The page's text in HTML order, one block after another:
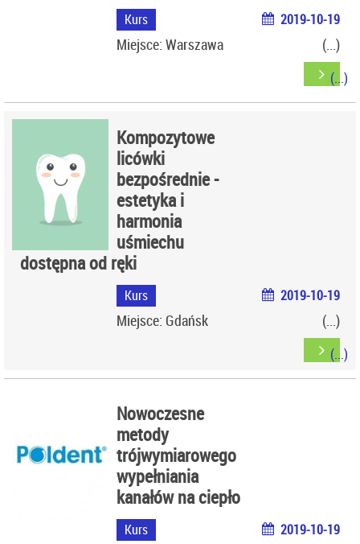
Kurs 2019-10-19
Miejsce: Warszawa
Kompozytowe
licówki
bezpośrednie -
estetyka i
harmonia
uśmiechu
dostępna od ręki
Kurs 2019-10-19
Miejsce: Gdańsk
Nowoczesne
metody
trójwymiarowego
wypełniania
kanałów na ciepło
Kurs 2019-10-19